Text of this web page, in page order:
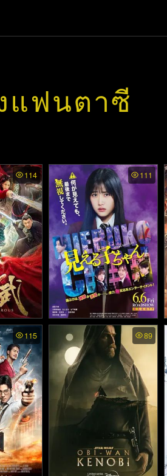
แฟนตาซี
114
วียนอู่ (2
111
Mieruko Chan - ใครว่าหนูเ
ห็นผี (2025)
115 89